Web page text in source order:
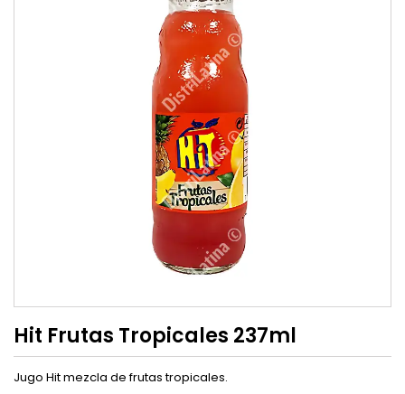
Hit Frutas Tropicales 237ml
Jugo Hit mezcla de frutas tropicales.